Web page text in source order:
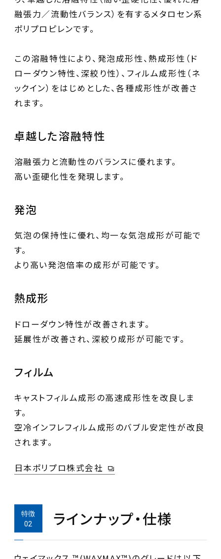
融張力／流動性バランス）を有するメタロセン系
ポリプロピレンです。
この溶融特性により、発泡成形性、熱成形性（ド
ローダウン特性、深絞り性）、フィルム成形性（ネ
ックイン）をはじめとした、各種成形性が改善さ
卓越した溶融特性
溶融張力と流動性のバランスに優れます。
高い歪硬化性を発現します。
発泡
気泡の保持性に優れ、均一な気泡成形が可能で
す。
より高い発泡倍率の成形が可能です。
熱成形
ドローダウン特性が改善されます。
延展性が改善され、深絞り成形が可能です。
フィルム
キャストフィルム成形の高速成形性を改良しま
す。
空冷インフレフィルム成形のバブル安定性が改良
されます。
日本ポリプロ株式会社
ラインナップ・仕様